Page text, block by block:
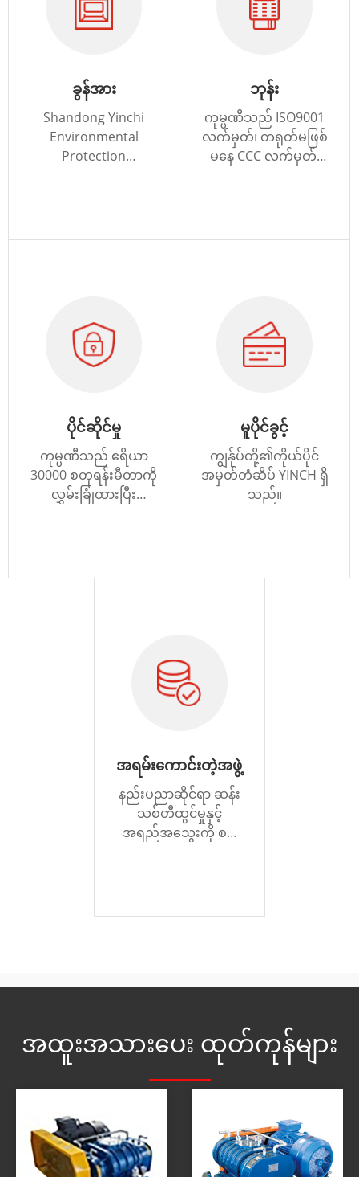
ခွန်အား
Shandong Yinchi
Environmental
Protection
ဘုန်း
ကုမ္ပဏီသည် ISO9001
လက်မှတ်၊ တရုတ်မဖြစ်
မနေ CCC လက်မှတ်၊
ပိုင်ဆိုင်မှု
ကုမ္ပဏီသည် ဧရိယာ
30000 စတုရန်းမီတာကို
လွှမ်းခြုံထားပြီး
မူပိုင်ခွင့်
ကျွန်ုပ်တို့၏ကိုယ်ပိုင်
အမှတ်တံဆိပ် YINCH ရှိ
သည်။
အရမ်းကောင်းတဲ့အဖွဲ့
နည်းပညာဆိုင်ရာ ဆန်း
သစ်တီထွင်မှုနှင့်
အရည်အသွေးကို စဉ်
အထူးအသားပေး ထုတ်ကုန်များ